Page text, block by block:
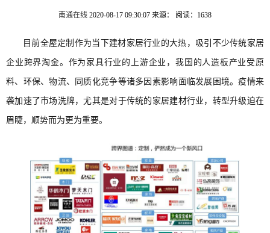
南通在线 2020-08-17 09:30:07 来源： 阅读：1638
目前全屋定制作为当下建材家居行业的大热，吸引不少传统家居
企业跨界淘金。作为家具行业的上游企业，我国的人造板产业受原
料、环保、物流、同质化竞争等诸多因素影响面临发展困境。疫情来
袭加速了市场洗牌，尤其是对于传统的家居建材行业，转型升级迫在
眉睫，顺势而为更为重要。